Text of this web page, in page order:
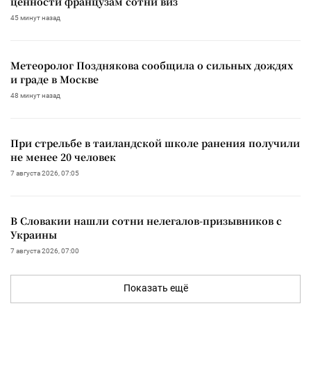
45 минут назад
Метеоролог Позднякова сообщила о сильных дождях
и граде в Москве
48 минут назад
При стрельбе в таиландской школе ранения получили
не менее 20 человек
7 августа 2026, 07:05
В Словакии нашли сотни нелегалов-призывников с
Украины
7 августа 2026, 07:00
Показать ещё